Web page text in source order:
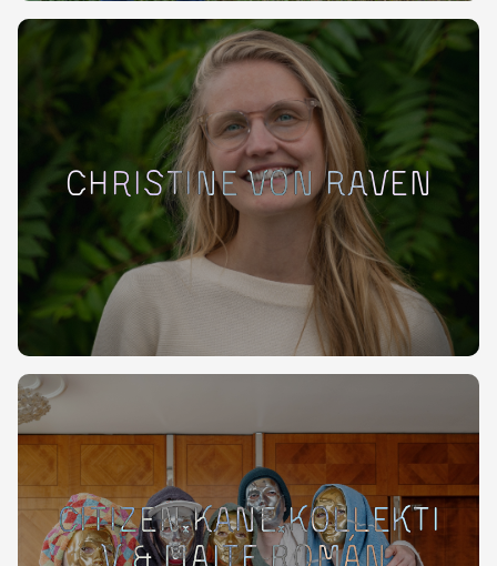
Christine von Raven
Citizen.KANE.Kollekti
v & Maite Román